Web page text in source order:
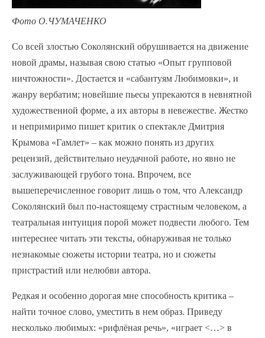
Фото О.ЧУМАЧЕНКО
Со всей злостью Соколянский обрушивается на движение
новой драмы, называя свою статью «Опыт групповой
ничтожности». Достается и «сабантуям Любимовки», и
жанру вербатим; новейшие пьесы упрекаются в невнятной
художественной форме, а их авторы в невежестве. Жестко
и непримиримо пишет критик о спектакле Дмитрия
Крымова «Гамлет» – как можно понять из других
рецензий, действительно неудачной работе, но явно не
заслуживающей грубого тона. Впрочем, все
вышеперечисленное говорит лишь о том, что Александр
Соколянский был по-настоящему страстным человеком, а
театральная интуиция порой может подвести любого. Тем
интереснее читать эти тексты, обнаруживая не только
незнакомые сюжеты истории театра, но и сюжеты
пристрастий или нелюбви автора.
Редкая и особенно дорогая мне способность критика –
найти точное слово, уместить в нем образ. Приведу
несколько любимых: «рифлёная речь», «играет <…> в